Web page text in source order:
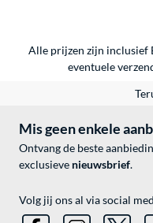
Alle prijzen zijn inclusief
eventuele
Mis geen enkele
Ontvang de beste
exclusieve nieuwsbrief.
Volg jij ons al via social